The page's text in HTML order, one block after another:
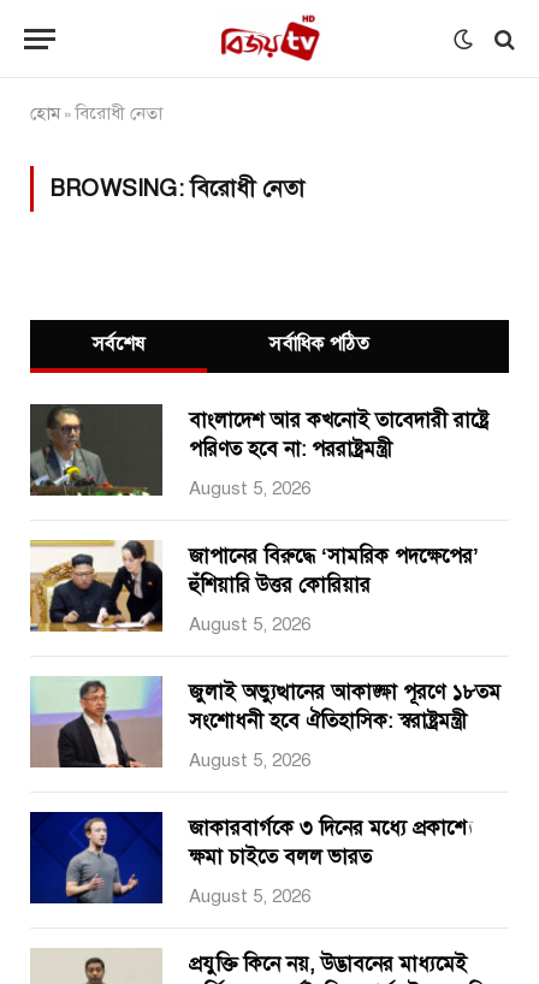
হোম»বিরোধী নেতা
BROWSING:বিরোধী নেতা
সর্বশেষ সর্বাধিক পঠিত
বাংলাদেশ আর কখনোই তাবেদারী রাষ্ট্রে
পরিণত হবে না: পররাষ্ট্রমন্ত্রী
August 5, 2026
জাপানের বিরুদ্ধে ‘সামরিক পদক্ষেপের’
হুঁশিয়ারি উত্তর কোরিয়ার
August 5, 2026
জুলাই অভ্যুত্থানের আকাঙ্ক্ষা পূরণে ১৮তম
সংশোধনী হবে ঐতিহাসিক: স্বরাষ্ট্রমন্ত্রী
August 5, 2026
জাকারবার্গকে ৩ দিনের মধ্যে প্রকাশ্যে
ক্ষমা চাইতে বলল ভারত
August 5, 2026
প্রযুক্তি কিনে নয়, উদ্ভাবনের মাধ্যমেই